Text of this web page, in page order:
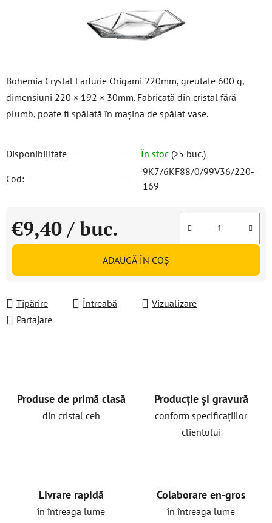
Bohemia Crystal Farfurie Origami 220mm, greutate 600 g,
dimensiuni 220 × 192 × 30mm. Fabricată din cristal fără
plumb, poate fi spălată în mașina de spălat vase.
Disponibilitate În stoc (>5 buc.)
Cod:
9K7/6KF88/0/99V36/220-
169
€9,40 / buc.
Evaluare preţ:
ADAUGĂ ÎN COŞ
Tipărire Întreabă
Vizualizare
Partajare
Produse de primă clasă
din cristal ceh
Producție și gravură
conform specificațiilor
clientului
Livrare rapidă
în întreaga lume
Colaborare en-gros
în întreaga lume